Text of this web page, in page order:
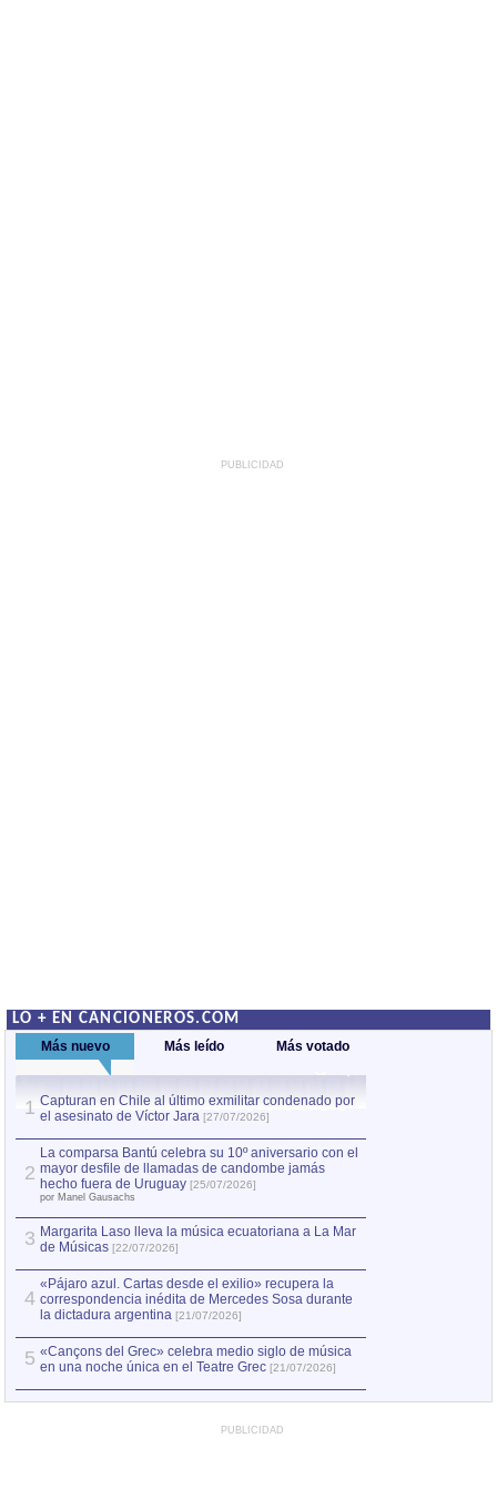
PUBLICIDAD
LO + EN CANCIONEROS.COM
Más nuevo Más leído Más votado
1 Capturan en Chile al último exmilitar condenado por
el asesinato de Víctor Jara [27/07/2026]
2
La comparsa Bantú celebra su 10º aniversario con el
mayor desfile de llamadas de candombe jamás
hecho fuera de Uruguay [25/07/2026]
por Manel Gausachs
3 Margarita Laso lleva la música ecuatoriana a La Mar
de Músicas [22/07/2026]
4
«Pájaro azul. Cartas desde el exilio» recupera la
correspondencia inédita de Mercedes Sosa durante
la dictadura argentina [21/07/2026]
5 «Cançons del Grec» celebra medio siglo de música
en una noche única en el Teatre Grec [21/07/2026]
PUBLICIDAD